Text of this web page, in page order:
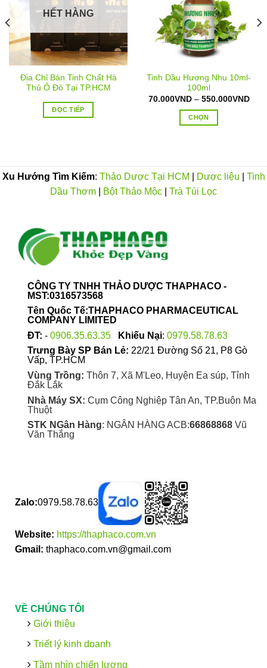
HẾT HÀNG
Địa Chỉ Bán Tinh Chất Hà
Thủ Ô Đỏ Tại TP.HCM
ĐỌC TIẾP
Tinh Dầu Hương Nhu 10ml-
100ml
70.000VND – 550.000VND
CHỌN
nhiều
biến
được
trên
sản
Xu Hướng Tìm Kiếm: Thảo Dược Tại HCM Dược liệu
Tinh
Dầu Thơm
Bột Thảo Mộc Trà Túi Lọc
CÔNG TY TNHH THẢO DƯỢC THAPHACO -
MST:0316573568
Tên Quốc Tế:THAPHACO PHARMACEUTICAL
COMPANY LIMITED
ĐT: - 0906.35.63.35 Khiếu Nại: 0979.58.78.63
Trưng Bày SP Bán Lẻ: 22/21 Đường Số 21, P8 Gò
Vấp, TP.HCM
Vùng Trồng: Thôn 7, Xã M'Leo, Huyện Ea súp, Tỉnh
Đắk Lắk
Nhà Máy SX: Cụm Công Nghiệp Tân An, TP.Buôn Ma
Thuột
STK NGân Hàng: NGÂN HÀNG ACB:66868868Vũ
Văn Thắng
Zalo:0979.58.78.63
Website: https://thaphaco.com.vn
Gmail: thaphaco.com.vn@gmail.com
VỀ CHÚNG TÔI
Giới thiệu
Triết lý kinh doanh
Tầm nhìn chiến lượng